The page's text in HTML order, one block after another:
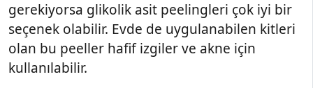
gerekiyorsa glikolik asit peelingleri çok iyi bir
seçenek olabilir. Evde de uygulanabilen kitleri
olan bu peeller hafif izgiler ve akne için
kullanılabilir.